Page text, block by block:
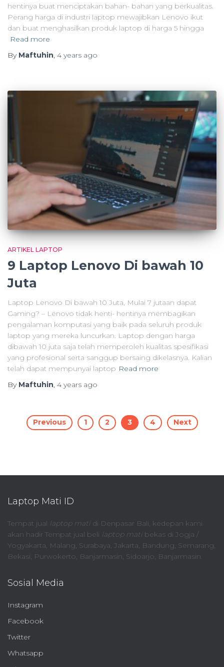
hentinya buat menciptakan bahan- bahan yang berkualitas.
Perang harga di industri laptop mewajibkan Lenovo ikut
dan buat menghasilkan produk laptop di harga 5 hingga
Read more
By Maftuhin, 4 years ago
ARTIKEL LAPTOP
9 Laptop Lenovo Di bawah 10
Juta
Laptop Lenovo Di bawah 10 Juta, Mulai 7 jutaan dapat
Gaming? – Lenovo tidak henti- hentinya membagikan
pengalaman komputasi yang baik pada seluruh produk
laptop yang mereka luncurkan. Laptop dengan harga
dibawah 10 juta saja telah memperoleh kualitas spesifikasi
yang profesional serta sanggup bersaing dikelasnya. Kalian
telah dapat mempunyai laptop Read more
By Maftuhin, 4 years ago
PostsPrevious 1 2 3 4 Next
Laptop Mati ID
Tempat jual laptop matidi Denpasar Bali, kedepan kami
akan hadir Tempat jual beli laptop matibekas di Jogja /
Yogyakarta, Malang, Surabaya, Jakarta, Bandung, Semarang,
Bekasi, Purwokerto, Banjarmasin, Sidoarjo, Banjarmasin.
Sosial Media
Instagram
Facebook
Twitter
Whatsapp